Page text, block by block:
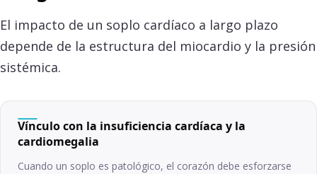
El impacto de un soplo cardíaco a largo plazo
depende de la estructura del miocardio y la presión
sistémica.
Vínculo con la insuficiencia cardíaca y la
cardiomegalia
Cuando un soplo es patológico, el corazón debe esforzarse